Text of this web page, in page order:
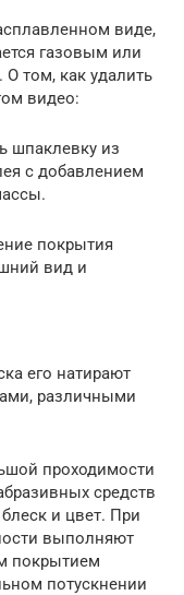
виде,
газовым или
том, как удалить
видео:
шпаклевку из
с добавлением
покрытия
вид и
его натирают
различными
проходимости
средств
и цвет. При
выполняют
покрытием
потускнении